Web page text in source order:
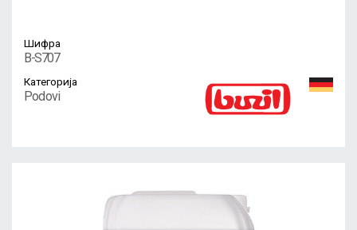
Шифра
B-S707
Категорија
Podovi